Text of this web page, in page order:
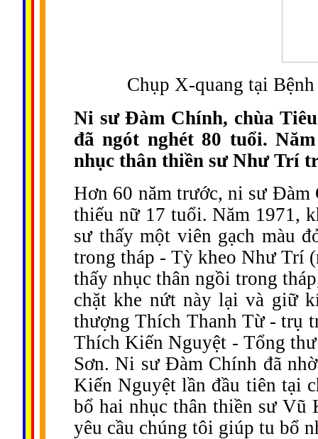
Chụp X-quang tại
Ni sư Đàm Chính, chùa
đã ngót nghét 80 tuổi.
nhục thân thiền sư Như Trí
Hơn 60 năm trước, ni sư Đàm
thiếu nữ 17 tuổi. Năm 1971,
sư thấy một viên gạch màu
trong tháp - Tỳ kheo Như Trí
thấy nhục thân ngồi trong
chặt khe nứt này lại và giữ
thượng Thích Thanh Từ - trụ
Thích Kiến Nguyệt - Tổng
Sơn. Ni sư Đàm Chính đã
Kiến Nguyệt lần đầu tiên tại
bổ hai nhục thân thiền sư
yêu cầu chúng tôi giúp tu bổ